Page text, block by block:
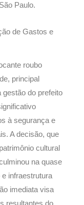
Paulo.
de Gastos e
roubo
principal
gestão do prefeito
à segurança e
A decisão, que
cultural
na quase
infraestrutura
imediata visa
resultantes do